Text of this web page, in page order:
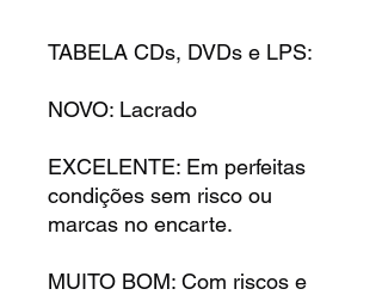
TABELA CDs, DVDs e LPS:
NOVO: Lacrado
EXCELENTE: Em perfeitas
condições sem risco ou
marcas no encarte.
MUITO BOM: Com riscos e